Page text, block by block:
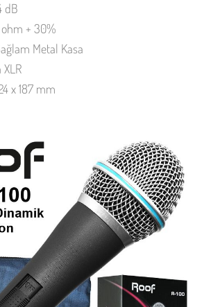
dB
+ 30%
Metal Kasa
x 187 mm